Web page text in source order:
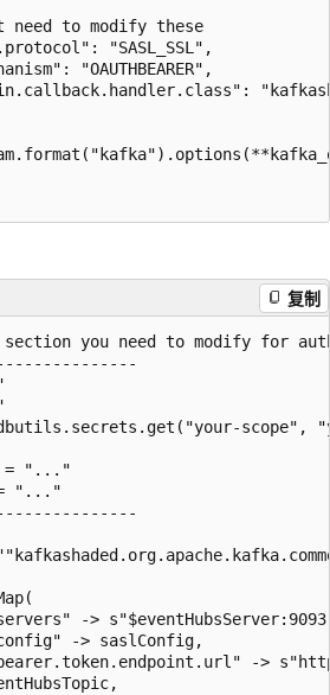
need to modify these
"SASL_SSL",
"OAUTHBEARER",
复制
you need to modify for
scope",
= "..."
= "..."
->
-> saslConfig,
->